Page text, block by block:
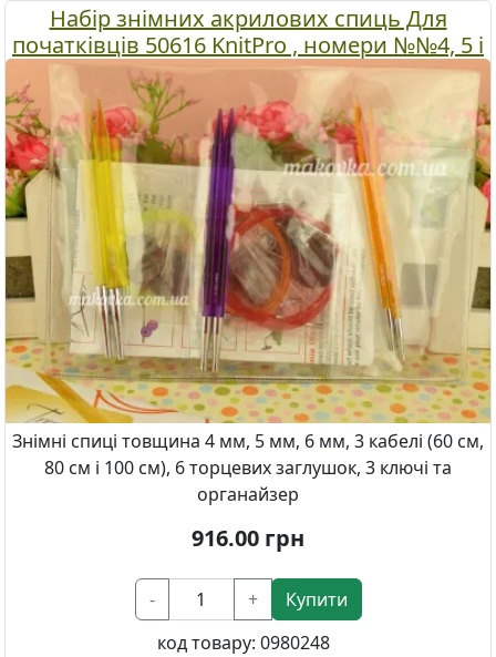
Набір знімних акрилових спиць Для
початківців 50616 KnitPro , номери №№4, 5 і
6 мм та кабелі
Знімні спиці товщина 4 мм, 5 мм, 6 мм, 3 кабелі (60 см,
80 см і 100 см), 6 торцевих заглушок, 3 ключі та
органайзер
916.00 грн
- +
Купити
код товару: 0980248